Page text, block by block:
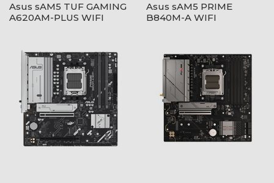
Asus sAM5 TUF GAMING
A620AM-PLUS WIFI
Asus sAM5 PRIME
B840M-A WIFI